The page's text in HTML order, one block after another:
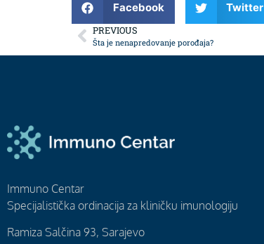
Facebook Twitter
PREVIOUS
Šta je nenapredovanje porođaja?
Immuno Centar
Specijalistička ordinacija za kliničku imunologiju
Ramiza Salčina 93, Sarajevo